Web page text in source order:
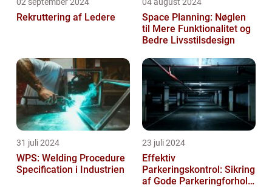
Rekruttering af Ledere
Space Planning: Nøglen
til Mere Funktionalitet og
Bedre Livsstilsdesign
31 juli 2024
WPS: Welding Procedure
Specification i Industrien
23 juli 2024
Effektiv
Parkeringskontrol: Sikring
af Gode Parkeringforhold